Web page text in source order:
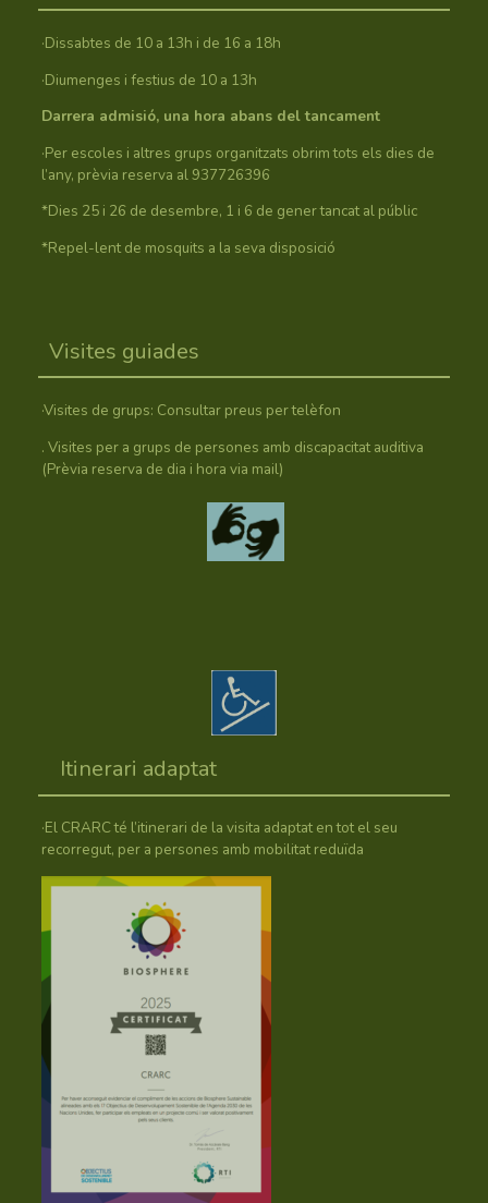
·Dissabtes de 10 a 13h i de 16 a 18h
·Diumenges i festius de 10 a 13h
Darrera admisió, una hora abans del tancament
·Per escoles i altres grups organitzats obrim tots els dies de
l’any, prèvia reserva al 937726396
*Dies 25 i 26 de desembre, 1 i 6 de gener tancat al públic
*Repel-lent de mosquits a la seva disposició
Visites guiades
·Visites de grups: Consultar preus per telèfon
. Visites per a grups de persones amb discapacitat auditiva
(Prèvia reserva de dia i hora via mail)
Itinerari adaptat
·El CRARC té l’itinerari de la visita adaptat en tot el seu
recorregut, per a persones amb mobilitat reduïda